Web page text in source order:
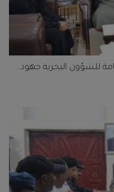
البحرية جهود...